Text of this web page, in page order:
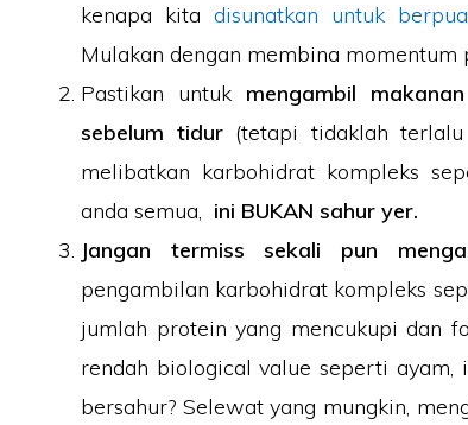
kenapa kitadisunatkan untuk
Mulakan dengan membina momentum
Pastikan untuk mengambil
sebelum tidur(tetapi tidaklah terlalu
melibatkan karbohidrat kompleks
anda semua, ini BUKAN sahur yer.
Jangan termiss sekali pun
pengambilan karbohidrat kompleks
jumlah protein yang mencukupi dan
rendah biological value seperti ayam,
bersahur? Selewat yang mungkin,